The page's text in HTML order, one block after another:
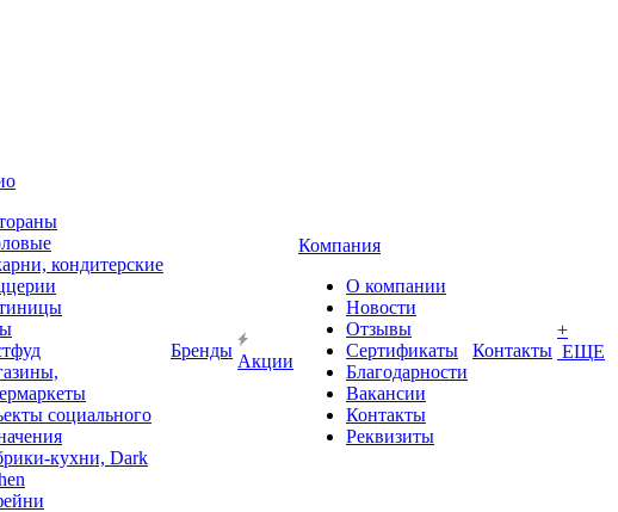
кондитерские
социального
кухни, Dark
Бренды
Акции
Компания
О компании
Новости
Отзывы
Сертификаты
Благодарности
Вакансии
Контакты
Реквизиты
Контакты
+
ЕЩЕ